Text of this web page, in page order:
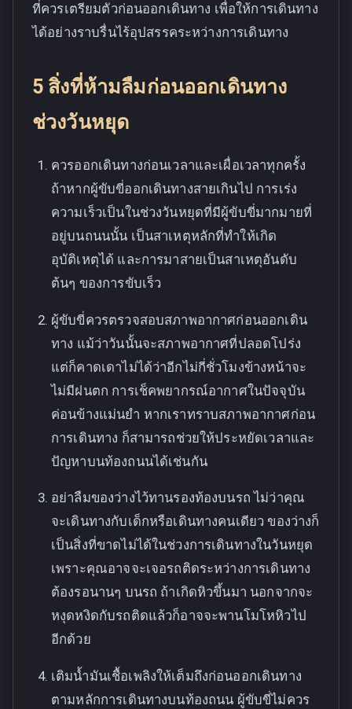
ที่ควรเตรียมตัวก่อนออกเดินทาง เพื่อให้การเดินทาง
ได้อย่างราบรื่นไร้อุปสรรคระหว่างการเดินทาง
5 สิ่งที่ห้ามลืมก่อนออกเดินทาง
ช่วงวันหยุด
ควรออกเดินทางก่อนเวลาและเผื่อเวลาทุกครั้ง
ถ้าหากผู้ขับขี่ออกเดินทางสายเกินไป การเร่ง
ความเร็วเป็นในช่วงวันหยุดที่มีผู้ขับขี่มากมายที่
อยู่บนถนนนั้น เป็นสาเหตุหลักที่ทำให้เกิด
อุบัติเหตุได้ และการมาสายเป็นสาเหตุอันดับ
ต้นๆ ของการขับเร็ว
ผู้ขับขี่ควรตรวจสอบสภาพอากาศก่อนออกเดิน
ทาง แม้ว่าวันนั้นจะสภาพอากาศที่ปลอดโปร่ง
แต่ก็คาดเดาไม่ได้ว่าอีกไม่กี่ชั่วโมงข้างหน้าจะ
ไม่มีฝนตก การเช็คพยากรณ์อากาศในปัจจุบัน
ค่อนข้างแม่นยำ หากเราทราบสภาพอากาศก่อน
การเดินทาง ก็สามารถช่วยให้ประหยัดเวลาและ
ปัญหาบนท้องถนนได้เช่นกัน
อย่าลืมของว่างไว้ทานรองท้องบนรถ ไม่ว่าคุณ
จะเดินทางกับเด็กหรือเดินทางคนเดียว ของว่างก็
เป็นสิ่งที่ขาดไม่ได้ในช่วงการเดินทางในวันหยุด
เพราะคุณอาจจะเจอรถติดระหว่างการเดินทาง
ต้องรอนานๆ บนรถ ถ้าเกิดหิวขึ้นมา นอกจากจะ
หงุดหงิดกับรถติดแล้วก็อาจจะพานโมโหหิวไป
อีกด้วย
เติมน้ำมันเชื้อเพลิงให้เต็มถึงก่อนออกเดินทาง
ตามหลักการเดินทางบนท้องถนน ผู้ขับขี่ไม่ควร